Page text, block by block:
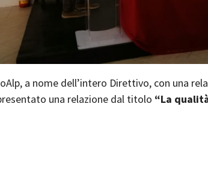
a nome dell’intero Direttivo, con una
una relazione dal titolo “La